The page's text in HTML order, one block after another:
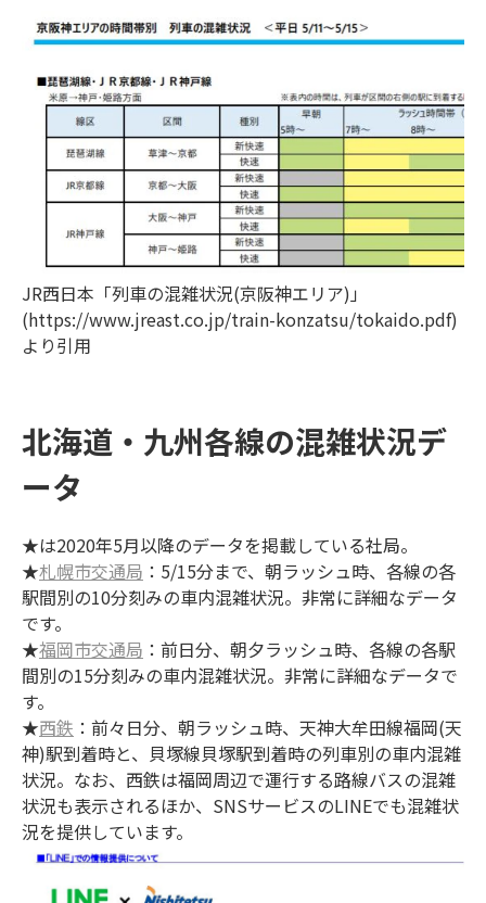
JR西日本「列車の混雑状況(京阪神エリア)」
(https://www.jreast.co.jp/train-konzatsu/tokaido.pdf)
より引用
北海道・九州各線の混雑状況デ
ータ
★は2020年5月以降のデータを掲載している社局。
★札幌市交通局 ：5/15分まで、朝ラッシュ時、各線の各
駅間別の10分刻みの車内混雑状況。非常に詳細なデータ
です。
★福岡市交通局 ：前日分、朝夕ラッシュ時、各線の各駅
間別の15分刻みの車内混雑状況。非常に詳細なデータで
す。
★西鉄 ：前々日分、朝ラッシュ時、天神大牟田線福岡(天
神)駅到着時と、貝塚線貝塚駅到着時の列車別の車内混雑
状況。なお、西鉄は福岡周辺で運行する路線バスの混雑
状況も表示されるほか、SNSサービスのLINEでも混雑状
況を提供しています。